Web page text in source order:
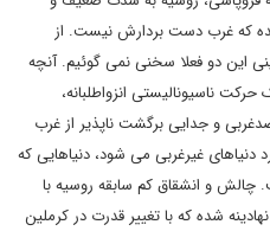
که غرب دست بردارش نیست. از
این دو فعلا سخنی نمی گوئیم. آنچه
ناسیونالیستی انزواطلبانه،
و جدایی برگشت ناپذیر از غرب
غیرغربی می شود، دنیاهایی که
چالش و انشقاق کم سابقه روسیه با
شده که با تغییر قدرت در کرملین